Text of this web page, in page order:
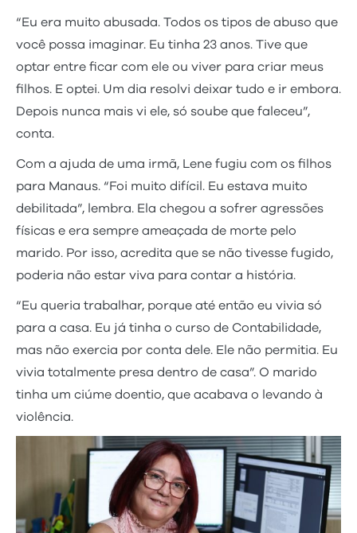
“Eu era muito abusada. Todos os tipos de abuso que
você possa imaginar. Eu tinha 23 anos. Tive que
optar entre ficar com ele ou viver para criar meus
filhos. E optei. Um dia resolvi deixar tudo e ir embora.
Depois nunca mais vi ele, só soube que faleceu”,
conta.
Com a ajuda de uma irmã, Lene fugiu com os filhos
para Manaus. “Foi muito difícil. Eu estava muito
debilitada”, lembra. Ela chegou a sofrer agressões
físicas e era sempre ameaçada de morte pelo
marido. Por isso, acredita que se não tivesse fugido,
poderia não estar viva para contar a história.
“Eu queria trabalhar, porque até então eu vivia só
para a casa. Eu já tinha o curso de Contabilidade,
mas não exercia por conta dele. Ele não permitia. Eu
vivia totalmente presa dentro de casa”. O marido
tinha um ciúme doentio, que acabava o levando à
violência.